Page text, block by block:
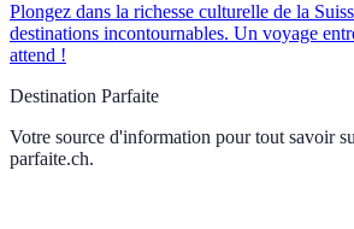
Plongez dans la richesse culturelle de la
destinations incontournables. Un voyage
attend !
Destination Parfaite
Votre source d'information pour tout savoir
parfaite.ch.